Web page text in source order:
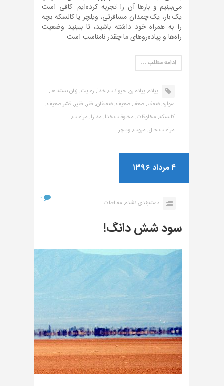
می‌بینیم و بارها آن را تجربه کرده‌ایم. کافی است
یک بار، یک چمدان مسافرتی، ویلچر یا کالسکه بچه
را به همراه خود داشته باشید، تا ببینید وضعیت
راه‌ها و پیاده‌روهای ما چقدر نامناسب است.
ادامه مطلب …
پیاده,پیاده رو, حیوانات,خدا, رعایت, زبان بسته ها,
سواره,ضعف,ضعفا,ضعیف,ضعیفان, فقر, فقیر,قشر ضعیف,
کالسکه, مخلوقات, مخلوقات خدا, مدارا, مراعات,
مراعات حال, مروت,ویلچر
۴ مرداد ۱۳۹۶
دسته‌بندی نشده, مغالطات
۰
سود شش دانگ!